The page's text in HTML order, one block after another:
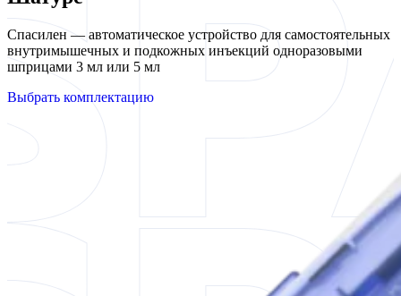
Спасилен — автоматическое устройство для самостоятельных
внутримышечных и подкожных инъекций одноразовыми
шприцами 3 мл или 5 мл
Выбрать комплектацию